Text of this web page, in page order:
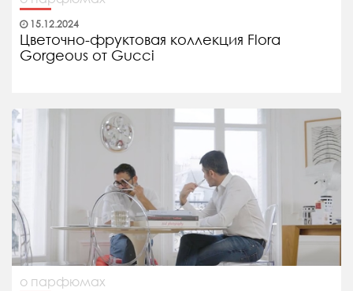
15.12.2024
Цветочно-фруктовая коллекция Flora
Gorgeous от Gucci
о парфюмах